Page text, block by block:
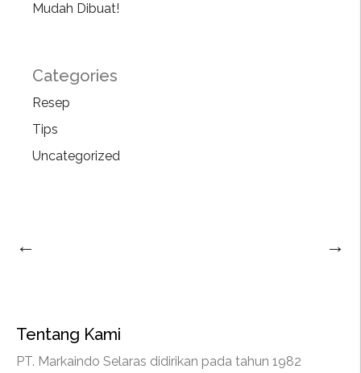
Mudah Dibuat!
Categories
Resep
Tips
Uncategorized
← →
Tentang Kami
PT. Markaindo Selaras didirikan pada tahun 1982